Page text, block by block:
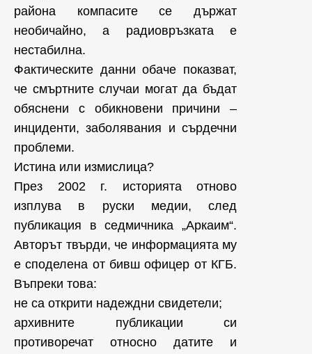
района компасите се държат
необичайно, а радиовръзката е
нестабилна.
Фактическите данни обаче показват,
че смъртните случаи могат да бъдат
обяснени с обикновени причини –
инциденти, заболявания и сърдечни
проблеми.
Истина или измислица?
През 2002 г. историята отново
изплува в руски медии, след
публикация в седмичника „Аркаим“.
Авторът твърди, че информацията му
е споделена от бивш офицер от КГБ.
Въпреки това:
не са открити надеждни свидетели;
архивните публикации си
противоречат относно датите и